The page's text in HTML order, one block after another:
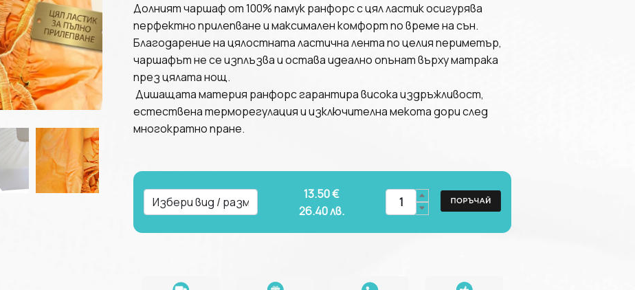
Долният чаршаф от 100% памук ранфорс с цял ластик осигурява
перфектно прилепване и максимален комфорт по време на сън.
Благодарение на цялостната ластична лента по целия периметър,
чаршафът не се изплъзва и остава идеално опънат върху матрака
през цялата нощ.
Дишащата материя ранфорс гарантира висока издръжливост,
естествена терморегулация и изключителна мекота дори след
многократно пране.
13.50 €
26.40лв.